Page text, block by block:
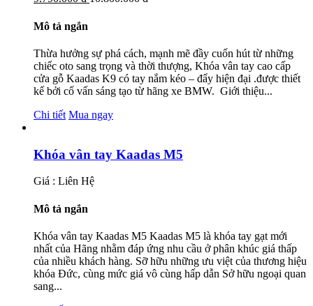
Mô tả ngắn
Thừa hưởng sự phá cách, mạnh mẽ đầy cuốn hút từ những
chiếc oto sang trọng và thời thượng, Khóa vân tay cao cấp
cửa gỗ Kaadas K9 có tay nắm kéo – đẩy hiện đại .được thiết
kế bởi cố vấn sáng tạo từ hãng xe BMW. Giới thiệu...
Chi tiết Mua ngay
Khóa vân tay Kaadas M5
Giá : Liên Hệ
Mô tả ngắn
Khóa vân tay Kaadas M5 Kaadas M5 là khóa tay gạt mới
nhất của Hãng nhằm đáp ứng nhu cầu ở phân khúc giá thấp
của nhiều khách hàng. Sỡ hữu những ưu việt của thương hiệu
khóa Đức, cùng mức giá vô cùng hấp dẫn Sở hữu ngoại quan
sang...